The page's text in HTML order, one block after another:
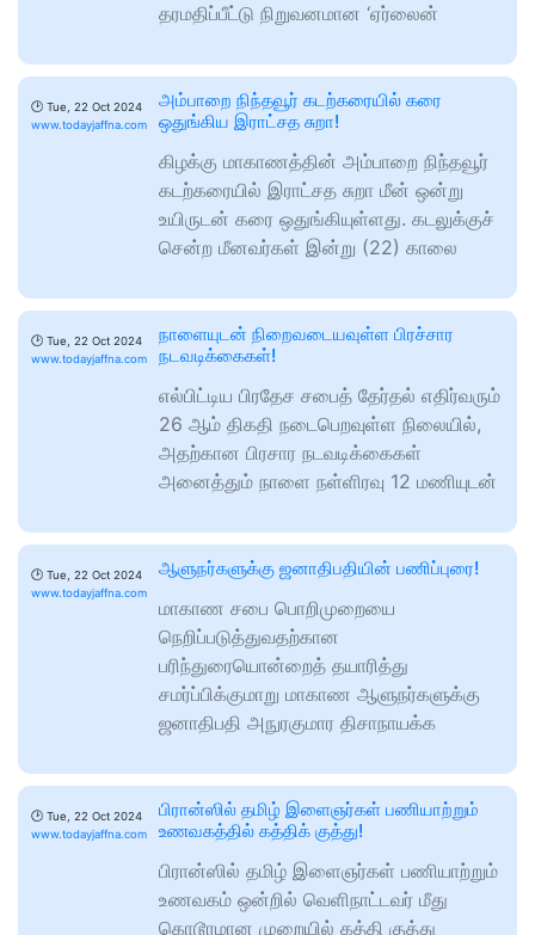
தரமதிப்பீட்டு நிறுவனமான ‘ஏர்லைன்
🕑 Tue, 22 Oct 2024
www.todayjaffna.com
அம்பாறை நிந்தவூர் கடற்கரையில் கரை
ஒதுங்கிய இராட்சத சுறா!
கிழக்கு மாகாணத்தின் அம்பாறை நிந்தவூர்
கடற்கரையில் இராட்சத சுறா மீன் ஒன்று
உயிருடன் கரை ஒதுங்கியுள்ளது. கடலுக்குச்
சென்ற மீனவர்கள் இன்று (22) காலை
🕑 Tue, 22 Oct 2024
www.todayjaffna.com
நாளையுடன் நிறைவடையவுள்ள பிரச்சார
நடவடிக்கைகள்!
எல்பிட்டிய பிரதேச சபைத் தேர்தல் எதிர்வரும்
26 ஆம் திகதி நடைபெறவுள்ள நிலையில்,
அதற்கான பிரசார நடவடிக்கைகள்
அனைத்தும் நாளை நள்ளிரவு 12 மணியுடன்
🕑 Tue, 22 Oct 2024
www.todayjaffna.com
ஆளுநர்களுக்கு ஜனாதிபதியின் பணிப்புரை!
மாகாண சபை பொறிமுறையை
நெறிப்படுத்துவதற்கான
பரிந்துரையொன்றைத் தயாரித்து
சமர்ப்பிக்குமாறு மாகாண ஆளுநர்களுக்கு
ஜனாதிபதி அநுரகுமார திசாநாயக்க
🕑 Tue, 22 Oct 2024
www.todayjaffna.com
பிரான்ஸில் தமிழ் இளைஞர்கள் பணியாற்றும்
உணவகத்தில் கத்திக் குத்து!
பிரான்ஸில் தமிழ் இளைஞர்கள் பணியாற்றும்
உணவகம் ஒன்றில் வெளிநாட்டவர் மீது
கொடூரமான முறையில் கத்தி குத்து